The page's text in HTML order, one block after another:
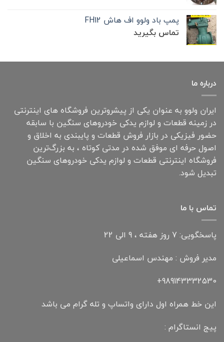
پمپ باد ولوو اف هاش FH12
تماس بگیرید
درباره ما
ایران ولوو به عنوان یکی از پیشروترین فروشگاه های اینترنتی
در زمینه قطعات و لوازم یدکی خودروهای سنگین با سابقه
حضور فیزیکی در بازار فروش قطعات و پایبندی به اخلاق و
اصول حرفه ای موفق شده در مدتی کوتاه ، به بزرگ‌ترین
فروشگاه اینترنتی قطعات و لوازم یدکی خودروهای سنگین
تبدیل شود.
تماس با ما
پاسخگویی: 7 روز هفته ، 9 الی 22
مدیر فروش : مهندس اسماعیلی
989143332530+
این خط همراه اول دارای واتساپ و تله گرام می باشد
پیج انستاگرام :